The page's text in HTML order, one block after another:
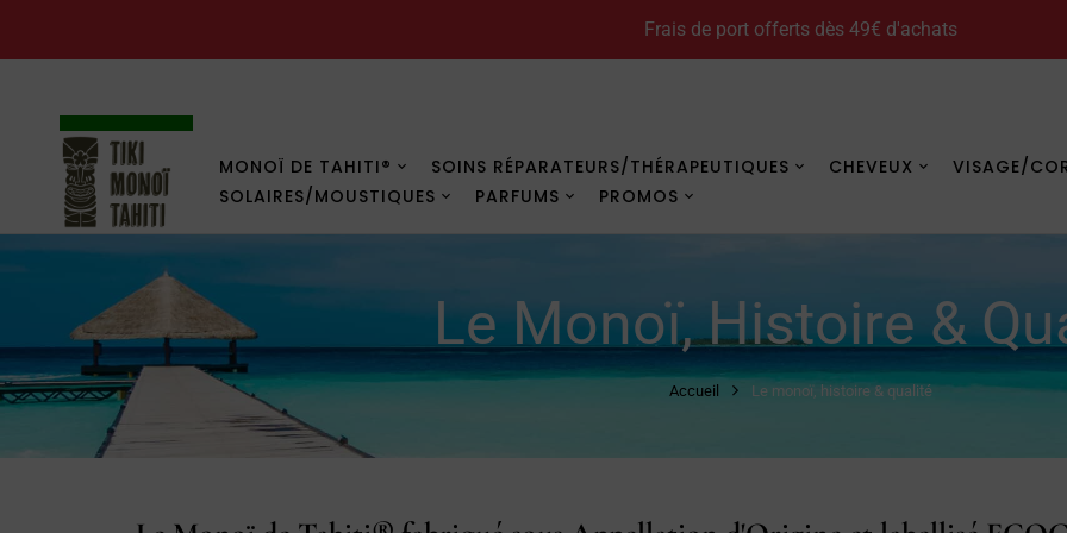
Frais de port offerts dès 49€ d'achats
PROMOS
MONOÏ DE TAHITI® SOINS RÉPARATEURS/THÉRAPEUTIQUES CHEVEUX
VISAGE/
SOLAIRES/MOUSTIQUES
PARFUMS PROMOS
Le Monoï, Histoire &
Accueil Le monoï, histoire & qualité